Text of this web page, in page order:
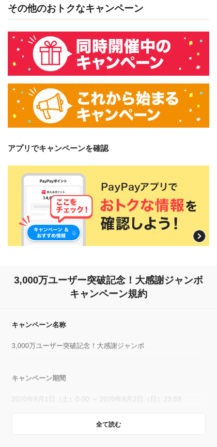
その他のおトクなキャンペーン
アプリでキャンペーンを確認
3,000万ユーザー突破記念！大感謝ジャンボ
キャンペーン規約
全て読む
キャンペーン名称
3,000万ユーザー突破記念！大感謝ジャンボ
キャンペーン期間
2020年8月1日（土）0:00 ～ 2020年8月2日（日）23:59